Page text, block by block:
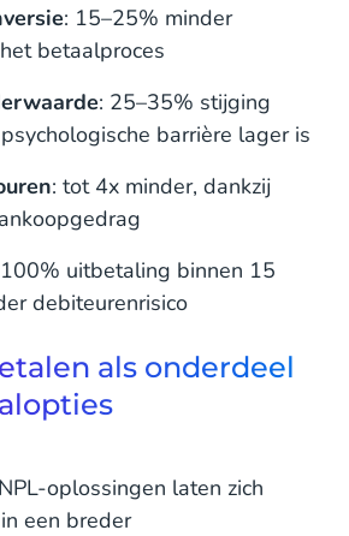
: 15–25% minder
betaalproces
: 25–35% stijging
barrière lager is
: tot 4x minder, dankzij
uitbetaling binnen 15
debiteurenrisico
als onderdeel
oplossingen laten zich
een breder